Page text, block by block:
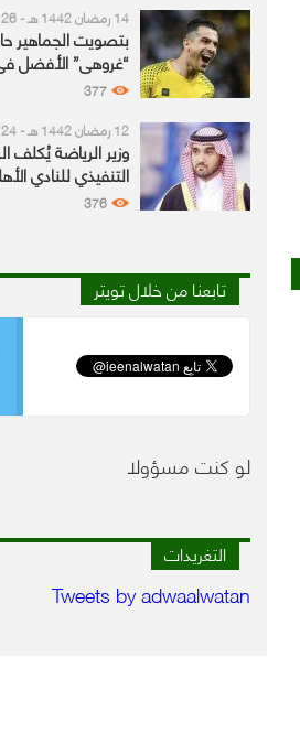
14 رمضان 1442 هـ - 26 أبريل 2021 م
بتصويت الجماهير
“غروهي” الأفضل
377
12 رمضان 1442 هـ - 24 أبريل 2021 م
وزير الرياضة يُكلف
التنفيذي للنادي
أمور النادي بعد
376
تابعنا من خلال تويتر
لو كنت مسؤولا
التغريدات
Tweets by adwaalwatan